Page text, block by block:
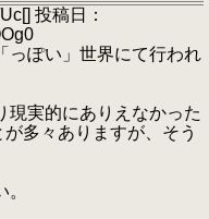
投稿日：
ぽい」世界にて行われ
実的にありえなかった
多々ありますが、そう